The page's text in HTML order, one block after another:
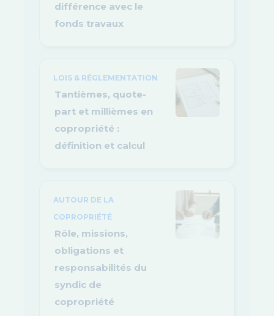
différence avec le
fonds travaux
LOIS & RÉGLEMENTATION
Tantièmes, quote-
part et millièmes en
copropriété :
définition et calcul
AUTOUR DE LA
COPROPRIÉTÉ
Rôle, missions,
obligations et
responsabilités du
syndic de
copropriété